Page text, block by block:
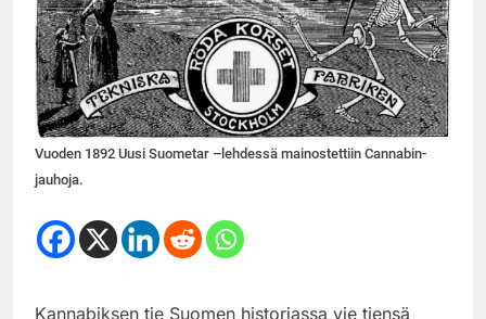
Vuoden 1892 Uusi Suometar –lehdessä mainostettiin Cannabin-
jauhoja.
Kannabiksen tie Suomen historiassa vie tiensä